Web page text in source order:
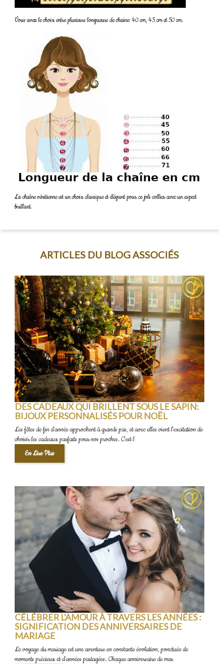
Vous avez le choix entre plusieurs longueurs de chaine: 40 cm, 45 cm et 50 cm.
La chaîne vénitienne est un choix classique et élégant pour ce joli collier avec un aspect
brillant.
ARTICLES DU BLOG ASSOCIÉS
DES CADEAUX QUI BRILLENT SOUS LE SAPIN:
BIJOUX PERSONNALISÉS POUR NOËL
Les fêtes de fin d'année approchent à grands pas, et avec elles vient l'excitation de
choisir les cadeaux parfaits pour nos proches. C'est l
En Lire Plus
CÉLÉBRER L'AMOUR À TRAVERS LES ANNÉES :
SIGNIFICATION DES ANNIVERSAIRES DE
MARIAGE
Le voyage du mariage est une aventure en constante évolution, ponctuée de
moments précieux et d'années partagées. Chaque anniversaire de mar